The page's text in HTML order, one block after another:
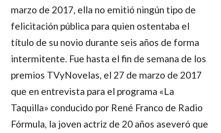
marzo de 2017, ella no emitió ningún tipo de
felicitación pública para quien ostentaba el
título de su novio durante seis años de forma
intermitente. Fue hasta el fin de semana de los
premios TVyNovelas, el 27 de marzo de 2017
que en entrevista para el programa «La
Taquilla» conducido por René Franco de Radio
Fórmula, la joven actriz de 20 años aseveró que